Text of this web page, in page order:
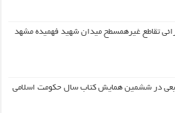
تقاطع غیرهمسطح میدان شهید فهمیده مشهد
در ششمین همایش کتاب سال حکومت اسلامی